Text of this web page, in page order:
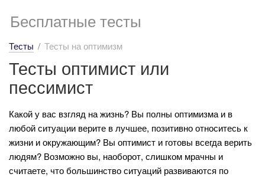
Бесплатные тесты
Тесты Тесты на оптимизм
Тесты оптимист или
пессимист
Какой у вас взгляд на жизнь? Вы полны оптимизма и в
любой ситуации верите в лучшее, позитивно относитесь к
жизни и окружающим? Вы оптимист и готовы всегда верить
людям? Возможно вы, наоборот, слишком мрачны и
считаете, что большинство ситуаций развиваются по